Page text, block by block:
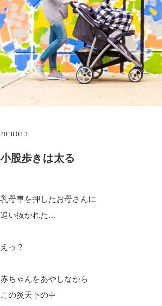
2018.08.3
小股歩きは太る
乳母車を押したお母さんに
追い抜かれた…
えっ？
赤ちゃんをあやしながら
この炎天下の中